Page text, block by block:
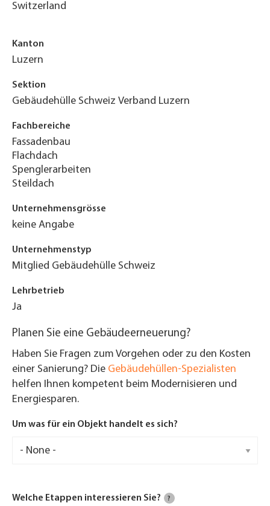
Switzerland
Kanton
Luzern
Sektion
Gebäudehülle Schweiz Verband Luzern
Fachbereiche
Fassadenbau
Flachdach
Spenglerarbeiten
Steildach
Unternehmensgrösse
keine Angabe
Unternehmenstyp
Mitglied Gebäudehülle Schweiz
Lehrbetrieb
Ja
Planen Sie eine Gebäudeerneuerung?
Haben Sie Fragen zum Vorgehen oder zu den Kosten
einer Sanierung? Die Gebäudehüllen-Spezialisten
helfen Ihnen kompetent beim Modernisieren und
Energiesparen.
Um was für ein Objekt handelt es sich?
Welche Etappen interessieren Sie? ?